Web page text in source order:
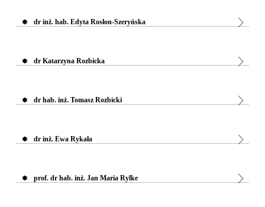
dr inż. hab. Edyta Rosłon-Szeryńska
dr Katarzyna Rozbicka
dr hab. inż. Tomasz Rozbicki
dr inż. Ewa Rykała
prof. dr hab. inż. Jan Maria Rylke